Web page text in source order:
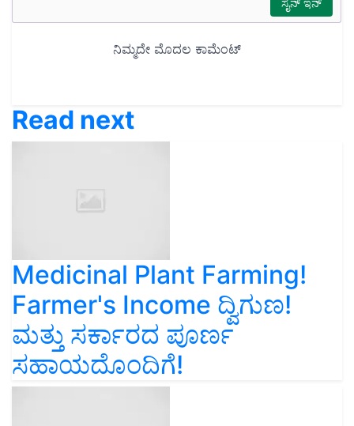
Read next
Medicinal Plant Farming!
Farmer's Income ದ್ವಿಗುಣ!
ಮತ್ತು ಸರ್ಕಾರದ ಪೂರ್ಣ
ಸಹಾಯದೊಂದಿಗೆ!